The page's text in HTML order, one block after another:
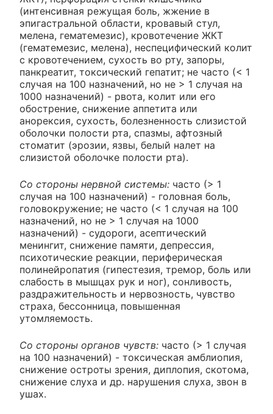
(интенсивная режущая боль, жжение в
эпигастральной области, кровавый стул,
мелена, гематемезис), кровотечение ЖКТ
(гематемезис, мелена), неспецифический колит
с кровотечением, сухость во рту, запоры,
панкреатит, токсический гепатит; не часто (< 1
случая на 100 назначений, но не > 1 случая на
1000 назначений) - рвота, колит или его
обострение, снижение аппетита или
анорексия, сухость, болезненность слизистой
оболочки полости рта, спазмы, афтозный
стоматит (эрозии, язвы, белый налет на
слизистой оболочке полости рта).
Со стороны нервной системы: часто (> 1
случая на 100 назначений) - головная боль,
головокружение; не часто (< 1 случая на 100
назначений, но не > 1 случая на 1000
назначений) - судороги, асептический
менингит, снижение памяти, депрессия,
психотические реакции, периферическая
полинейропатия (гипестезия, тремор, боль или
слабость в мышцах рук и ног), сонливость,
раздражительность и нервозность, чувство
страха, бессонница, повышенная
утомляемость.
Со стороны органов чувств: часто (> 1 случая
на 100 назначений) - токсическая амблиопия,
снижение остроты зрения, диплопия, скотома,
снижение слуха и др. нарушения слуха, звон в
ушах.